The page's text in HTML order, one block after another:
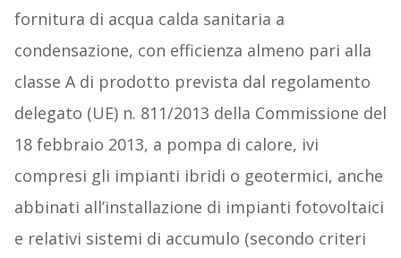
fornitura di acqua calda sanitaria a
condensazione, con efficienza almeno pari alla
classe A di prodotto prevista dal regolamento
delegato (UE) n. 811/2013 della Commissione del
18 febbraio 2013, a pompa di calore, ivi
compresi gli impianti ibridi o geotermici, anche
abbinati all’installazione di impianti fotovoltaici
e relativi sistemi di accumulo (secondo criteri